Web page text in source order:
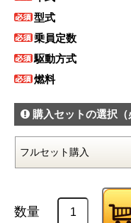
型式
乗員定数
駆動方式
燃料
購入セットの選択
数量